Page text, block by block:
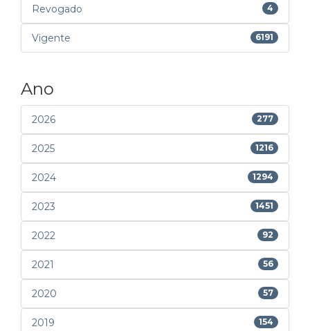
Revogado 4
Vigente 6191
Ano
2026 277
2025 1216
2024 1294
2023 1451
2022 92
2021 56
2020 57
2019 154